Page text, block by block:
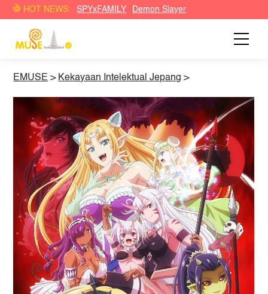
HOT NEWS: SPYxFAMILY Demon Slayer
EMUSE > Kekayaan Intelektual Jepang >